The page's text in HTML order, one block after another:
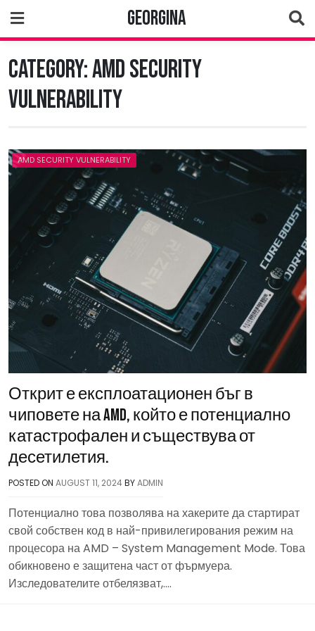
to
content
Georgina
Category:AMD Security
Vulnerability
AMD SECURITY VULNERABILITY
Открит е експлоатационен бъг в
чиповете на AMD, който е потенциално
катастрофален и съществува от
десетилетия.
POSTED ON AUGUST 11, 2024BYADMIN
Потенциално това позволява на хакерите да стартират
свой собствен код в най-привилегирования режим на
процесора на AMD – System Management Mode. Това
обикновено е защитена част от фърмуера.
Изследователите отбелязват,….